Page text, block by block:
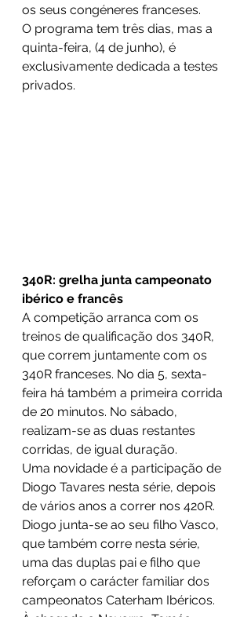
os seus congéneres franceses.
O programa tem três dias, mas a
quinta-feira, (4 de junho), é
exclusivamente dedicada a testes
privados.
340R: grelha junta campeonato
ibérico e francês
A competição arranca com os
treinos de qualificação dos 340R,
que correm juntamente com os
340R franceses. No dia 5, sexta-
feira há também a primeira corrida
de 20 minutos. No sábado,
realizam-se as duas restantes
corridas, de igual duração.
Uma novidade é a participação de
Diogo Tavares nesta série, depois
de vários anos a correr nos 420R.
Diogo junta-se ao seu filho Vasco,
que também corre nesta série,
uma das duplas pai e filho que
reforçam o carácter familiar dos
campeonatos Caterham Ibéricos.